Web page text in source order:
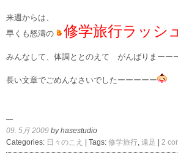
来週からは、
早くも怒濤の
修学旅行ラッシュ
みんなして、体調ととのえて がんばりまーー
長い文章でごめんなさいでしたーーーーー
09. 5月 2009 by hasestudio
Categories: 日々のこえ | Tags: 修学旅行 遠足 | 2